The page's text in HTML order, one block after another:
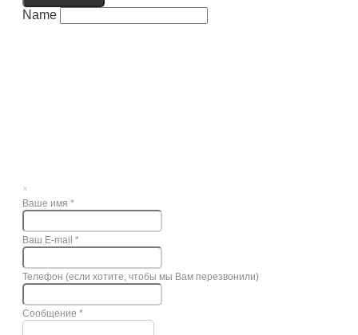
Name
×
Ваше имя *
Ваш E-mail *
Телефон (если хотите, чтобы мы Вам перезвонили)
Сообщение *